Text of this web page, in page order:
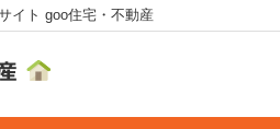
イト goo住宅・不動産